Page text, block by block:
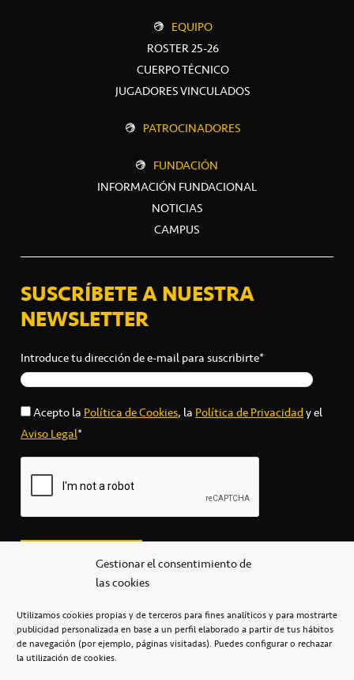
Gestionar el consentimiento de
las cookies
Utilizamos cookies propias y de terceros para fines analíticos y para mostrarte
publicidad personalizada en base a un perfil elaborado a partir de tus hábitos
de navegación (por ejemplo, páginas visitadas). Puedes configurar o rechazar
la utilización de cookies.
EQUIPO
ROSTER 25-26
CUERPO TÉCNICO
JUGADORES VINCULADOS
PATROCINADORES
FUNDACIÓN
INFORMACIÓN FUNDACIONAL
NOTICIAS
CAMPUS
SUSCRÍBETE A NUESTRA
NEWSLETTER
Introduce tu dirección de e-mail para suscribirte*
Acepto laPolítica de Cookies, laPolítica de Privacidady el
Aviso Legal*
secretaria@cbcanarias.es
+34 922 253 684